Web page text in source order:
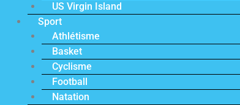
US Virgin Island
Sport
Athlétisme
Basket
Cyclisme
Football
Natation